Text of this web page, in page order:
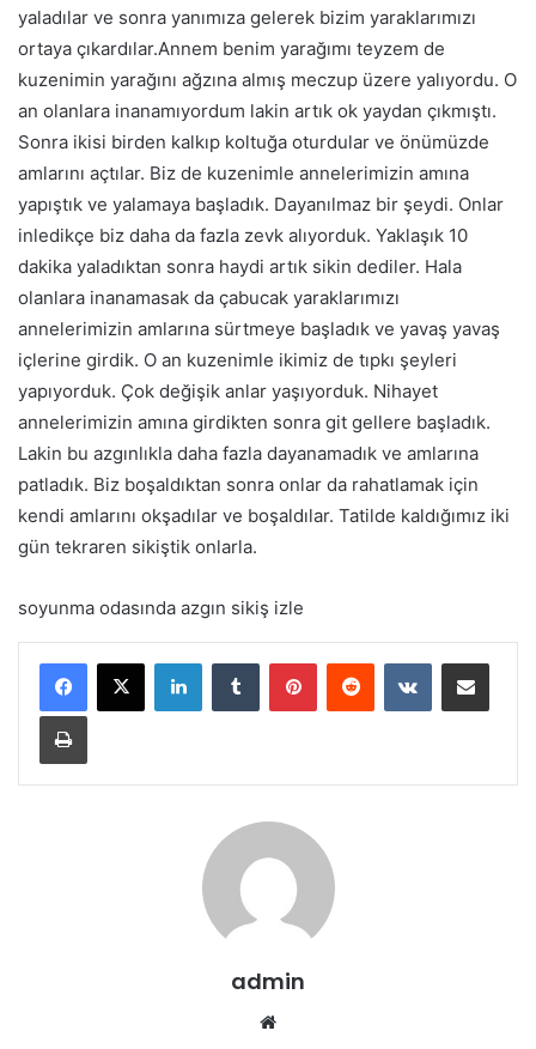
yaladılar ve sonra yanımıza gelerek bizim yaraklarımızı
ortaya çıkardılar.Annem benim yarağımı teyzem de
kuzenimin yarağını ağzına almış meczup üzere yalıyordu. O
an olanlara inanamıyordum lakin artık ok yaydan çıkmıştı.
Sonra ikisi birden kalkıp koltuğa oturdular ve önümüzde
amlarını açtılar. Biz de kuzenimle annelerimizin amına
yapıştık ve yalamaya başladık. Dayanılmaz bir şeydi. Onlar
inledikçe biz daha da fazla zevk alıyorduk. Yaklaşık 10
dakika yaladıktan sonra haydi artık sikin dediler. Hala
olanlara inanamasak da çabucak yaraklarımızı
annelerimizin amlarına sürtmeye başladık ve yavaş yavaş
içlerine girdik. O an kuzenimle ikimiz de tıpkı şeyleri
yapıyorduk. Çok değişik anlar yaşıyorduk. Nihayet
annelerimizin amına girdikten sonra git gellere başladık.
Lakin bu azgınlıkla daha fazla dayanamadık ve amlarına
patladık. Biz boşaldıktan sonra onlar da rahatlamak için
kendi amlarını okşadılar ve boşaldılar. Tatilde kaldığımız iki
gün tekraren sikiştik onlarla.
soyunma odasında azgın sikiş izle
LinkedInTumblr PinterestReddit VKontakteE-Posta ile paylaş
Yazdır
admin